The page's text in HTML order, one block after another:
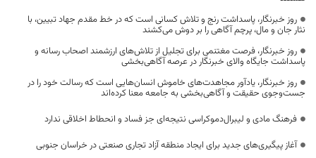
روز خبرنگار، پاسداشت رنج و تلاش کسانی است که در خط مقدم جهاد تبیین، با
نثار جان و مال، پرچم آگاهی را بر دوش می‌کشند
روز خبرنگار، فرصت مغتنمی برای تجلیل از تلاش‌های ارزشمند اصحاب رسانه و
پاسداشت جایگاه والای خبرنگار در عرصه آگاهی‌بخشی
روز خبرنگار، یادآور مجاهدت‌های خاموش انسان‌هایی است که رسالت خود را در
جست‌وجوی حقیقت و آگاهی‌بخشی به جامعه معنا کرده‌اند
فرهنگ مادی و لیبرال‌دموکراسی نتیجه‌ای جز فساد و انحطاط اخلاقی ندارد
آغاز پیگیری‌های جدید برای ایجاد منطقه آزاد تجاری صنعتی در خراسان جنوبی